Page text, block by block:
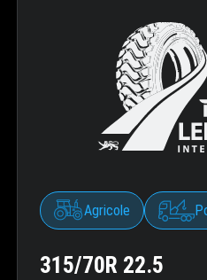
Agricole
315/70R 22.5